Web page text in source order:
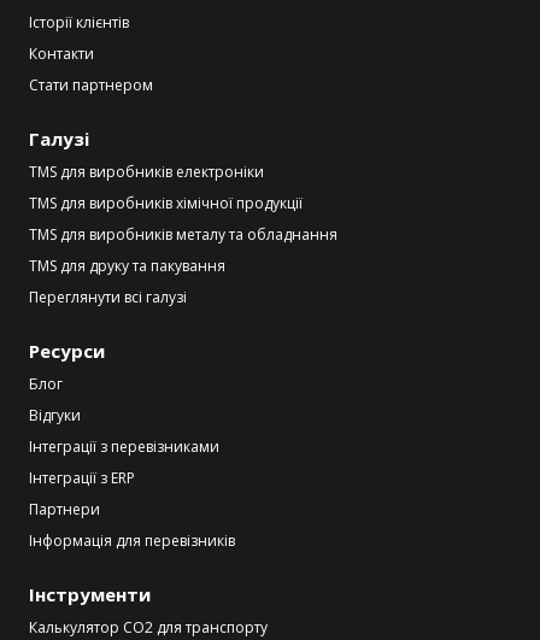
Історії клієнтів
Контакти
Стати партнером
Галузі
TMS для виробників електроніки
TMS для виробників хімічної продукції
TMS для виробників металу та обладнання
TMS для друку та пакування
Переглянути всі галузі
Ресурси
Блог
Відгуки
Інтеграції з перевізниками
Інтеграції з ERP
Партнери
Інформація для перевізників
Інструменти
Калькулятор CO2 для транспорту